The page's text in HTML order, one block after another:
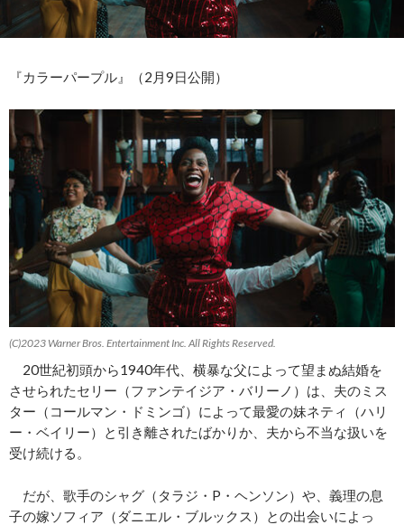
『カラーパープル』（2月9日公開）
(C)2023 Warner Bros. Entertainment Inc. All Rights Reserved.
20世紀初頭から1940年代、横暴な父によって望まぬ結婚を
させられたセリー（ファンテイジア・バリーノ）は、夫のミス
ター（コールマン・ドミンゴ）によって最愛の妹ネティ（ハリ
ー・ベイリー）と引き離されたばかりか、夫から不当な扱いを
受け続ける。
だが、歌手のシャグ（タラジ・P・ヘンソン）や、義理の息
子の嫁ソフィア（ダニエル・ブルックス）との出会いによっ